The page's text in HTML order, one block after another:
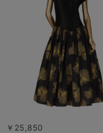
￥25,850